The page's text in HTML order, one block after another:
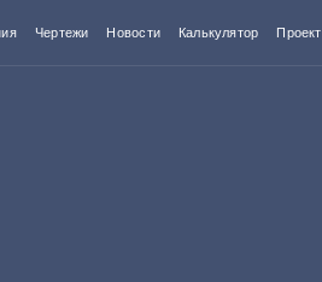
Чертежи Новости Калькулятор